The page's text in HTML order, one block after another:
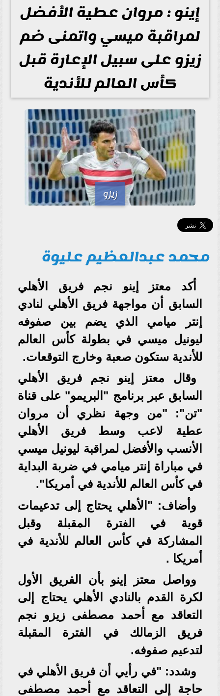
إينو : مروان عطية الأفضل
لمراقبة ميسي واتمنى ضم
زيزو على سبيل الإعارة قبل
كأس العالم للأندية
زيزو
محمد عبدالعظيم عليوة
أكد معتز إينو نجم فريق الأهلي
السابق أن مواجهة فريق الأهلي لنادي
إنتر ميامي الذي يضم بين صفوفه
ليونيل ميسي في بطولة كأس العالم
للأندية ستكون صعبة وخارج التوقعات.
وقال معتز إينو نجم فريق الأهلي
السابق عبر برنامج "البريمو" على قناة
"تن": "من وجهة نظري أن مروان
عطية لاعب وسط فريق الأهلي
الأنسب والأفضل لمراقبة ليونيل ميسي
في مباراة إنتر ميامي في ضربة البداية
في كأس العالم للأندية في أمريكا".
وأضاف: "الأهلي يحتاج إلى تدعيمات
قوية في الفترة المقبلة وقبل
المشاركة في كأس العالم للأندية في
أمريكا .
وواصل معتز إينو بأن الفريق الأول
لكرة القدم بالنادي الأهلي يحتاج إلى
التعاقد مع أحمد مصطفى زيزو نجم
فريق الزمالك في الفترة المقبلة
لتدعيم صفوفه.
وشدد: "في رأيي أن فريق الأهلي في
حاجة إلى التعاقد مع أحمد مصطفى